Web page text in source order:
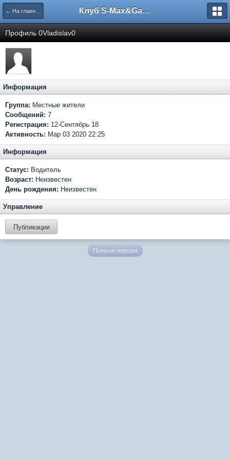
← На главную Клуб S-Max&Galaxy
Профиль 0Vladislav0
Информация
Группа: Местные жители
Сообщений: 7
Регистрация: 12-Сентябрь 18
Активность: Мар 03 2020 22:25
Информация
Статус: Водитель
Возраст: Неизвестен
День рождения: Неизвестен
Управление
Публикации
Полная версия